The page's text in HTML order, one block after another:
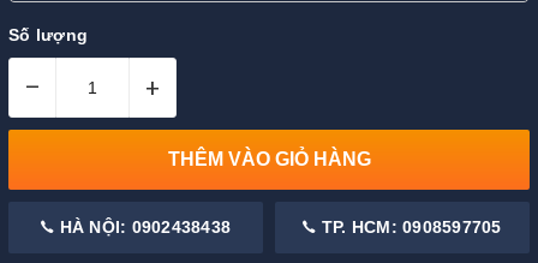
Số lượng
– +
THÊM VÀO GIỎ HÀNG
HÀ NỘI: 0902438438 TP. HCM: 0908597705